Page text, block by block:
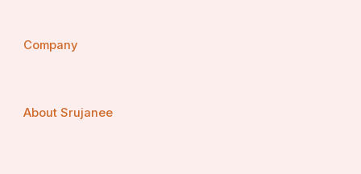
Company
About Srujanee